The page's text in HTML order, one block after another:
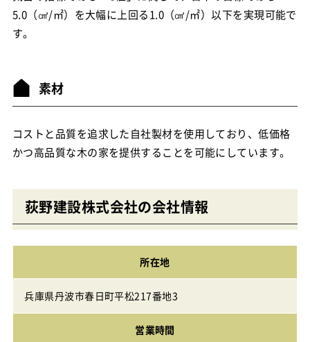
5.0（㎠/㎡）を大幅に上回る1.0（㎠/㎡）以下を実現可能で
す。
素材
コストと品質を追求した自社製材を使用しており、低価格
かつ高品質な木の家を提供することを可能にしています。
荻野建設株式会社の会社情報
所在地
兵庫県丹波市春日町平松217番地3
営業時間